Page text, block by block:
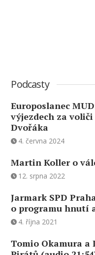
Podcasty
Europoslanec
výjezdech za
Dvořáka
4. června 2024
Martin Koller o
12. srpna 2022
Jarmark SPD
o programu hnutí
4. října 2021
Tomio Okamura a